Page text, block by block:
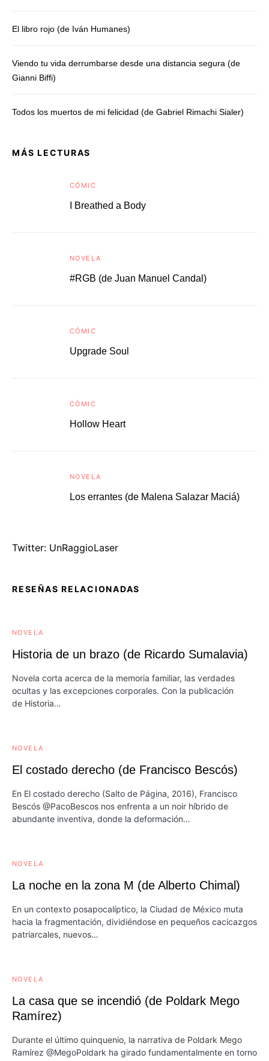
El libro rojo (de Iván Humanes)
Viendo tu vida derrumbarse desde una distancia segura (de
Gianni Biffi)
Todos los muertos de mi felicidad (de Gabriel Rimachi Sialer)
MÁS LECTURAS
CÓMIC
I Breathed a Body
NOVELA
#RGB (de Juan Manuel Candal)
CÓMIC
Upgrade Soul
CÓMIC
Hollow Heart
NOVELA
Los errantes (de Malena Salazar Maciá)
Twitter: UnRaggioLaser
RESEÑAS RELACIONADAS
NOVELA
Historia de un brazo (de Ricardo Sumalavia)
Novela corta acerca de la memoria familiar, las verdades
ocultas y las excepciones corporales. Con la publicación
de Historia…
NOVELA
El costado derecho (de Francisco Bescós)
En El costado derecho (Salto de Página, 2016), Francisco
Bescós @PacoBescos nos enfrenta a un noir híbrido de
abundante inventiva, donde la deformación…
NOVELA
La noche en la zona M (de Alberto Chimal)
En un contexto posapocalíptico, la Ciudad de México muta
hacia la fragmentación, dividiéndose en pequeños cacicazgos
patriarcales, nuevos…
NOVELA
La casa que se incendió (de Poldark Mego
Ramírez)
Durante el último quinquenio, la narrativa de Poldark Mego
Ramírez @MegoPoldark ha girado fundamentalmente en torno